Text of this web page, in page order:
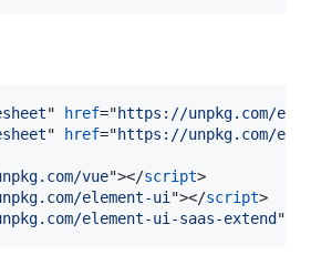
" href="https://unpkg.com/
" href="https://unpkg.com/
vue"></script>
element-ui "></script>
element-ui-saas-extend "